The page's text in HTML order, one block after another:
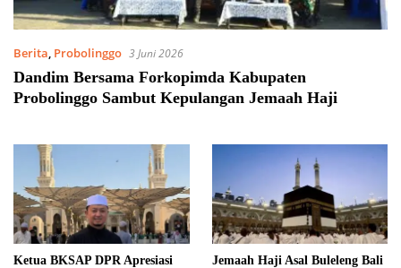
Berita, Probolinggo 3 Juni 2026
Dandim Bersama Forkopimda Kabupaten
Probolinggo Sambut Kepulangan Jemaah Haji
Ketua BKSAP DPR Apresiasi
Jemaah Haji Asal Buleleng Bali